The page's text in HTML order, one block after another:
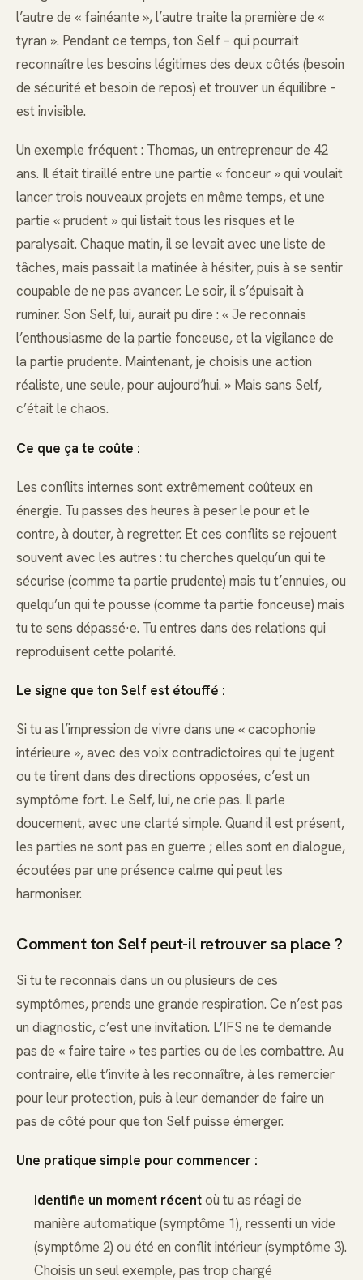
l’autre de « fainéante », l’autre traite la première de «
tyran ». Pendant ce temps, ton Self – qui pourrait
reconnaître les besoins légitimes des deux côtés (besoin
de sécurité et besoin de repos) et trouver un équilibre –
est invisible.
Un exemple fréquent : Thomas, un entrepreneur de 42
ans. Il était tiraillé entre une partie « fonceur » qui voulait
lancer trois nouveaux projets en même temps, et une
partie « prudent » qui listait tous les risques et le
paralysait. Chaque matin, il se levait avec une liste de
tâches, mais passait la matinée à hésiter, puis à se sentir
coupable de ne pas avancer. Le soir, il s’épuisait à
ruminer. Son Self, lui, aurait pu dire : « Je reconnais
l’enthousiasme de la partie fonceuse, et la vigilance de
la partie prudente. Maintenant, je choisis une action
réaliste, une seule, pour aujourd’hui. » Mais sans Self,
c’était le chaos.
Ce que ça te coûte :
Les conflits internes sont extrêmement coûteux en
énergie. Tu passes des heures à peser le pour et le
contre, à douter, à regretter. Et ces conflits se rejouent
souvent avec les autres : tu cherches quelqu’un qui te
sécurise (comme ta partie prudente) mais tu t’ennuies, ou
quelqu’un qui te pousse (comme ta partie fonceuse) mais
tu te sens dépassé·e. Tu entres dans des relations qui
reproduisent cette polarité.
Le signe que ton Self est étouffé :
Si tu as l’impression de vivre dans une « cacophonie
intérieure », avec des voix contradictoires qui te jugent
ou te tirent dans des directions opposées, c’est un
symptôme fort. Le Self, lui, ne crie pas. Il parle
doucement, avec une clarté simple. Quand il est présent,
les parties ne sont pas en guerre ; elles sont en dialogue,
écoutées par une présence calme qui peut les
harmoniser.
Comment ton Self peut-il retrouver sa place ?
Si tu te reconnais dans un ou plusieurs de ces
symptômes, prends une grande respiration. Ce n’est pas
un diagnostic, c’est une invitation. L’IFS ne te demande
pas de « faire taire » tes parties ou de les combattre. Au
contraire, elle t’invite à les reconnaître, à les remercier
pour leur protection, puis à leur demander de faire un
pas de côté pour que ton Self puisse émerger.
Une pratique simple pour commencer :
Identifie un moment récentoù tu as réagi de
manière automatique (symptôme 1), ressenti un vide
(symptôme 2) ou été en conflit intérieur (symptôme 3).
Choisis un seul exemple, pas trop chargé